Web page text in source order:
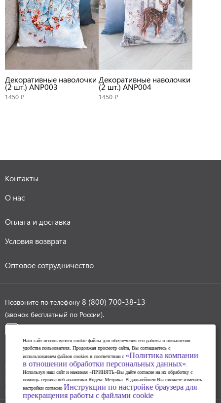
Декоративные наволочки
(2 шт.) ANP003
1450 ₽
Декоративные наволочки
(2 шт.) ANP004
1450 ₽
Контакты
О нас
Оплата и доставка
Условия возврата
Оптовое сотрудничество
Позвоните по телефону 8 (800) 700-38-13
(звонок бесплатный по России).
Политика обработки персональных данных
Инструкции по настройке браузера для прекращения
работы с файлами cookie
Наш сайт используются cookie файлы для обеспечения его работы и повышения
удобства пользователя. Продолжая просмотр сайта, Вы соглашаетесь с
использованием файлов cookies в соответствии с «Политика компании
в отношении обработки персональных данных»
Используя наш сайт и нажимая «ПРИНЯТЬ»Вы даёте согласие на их обработку с
помощь сервиса веб-аналитики Яндекс Метрика. В дальнейшем Вы сможете изменить
настройки согласно Инструкции по настройке браузера для
прекращения работы с файлами cookie